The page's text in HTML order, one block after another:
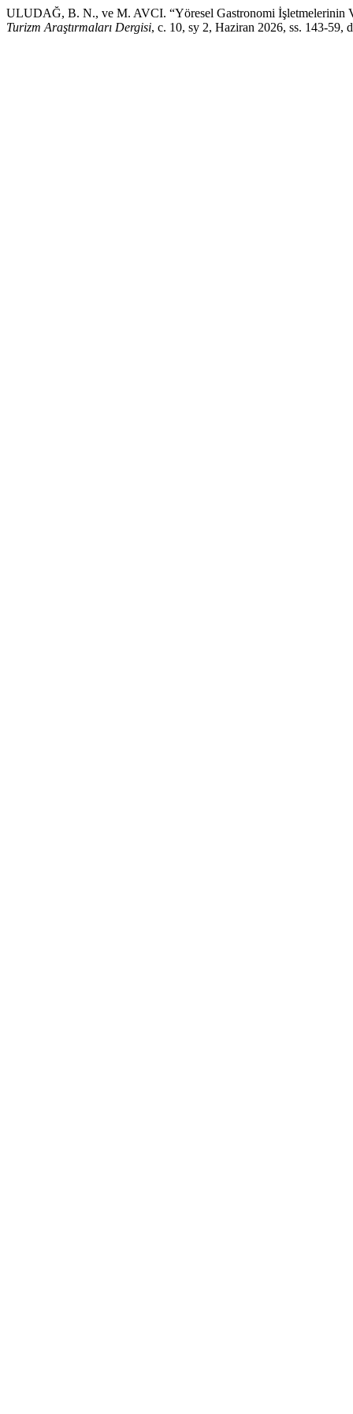
ULUDAĞ, B. N., ve M. AVCI. “Yöresel Gastronomi İşletmelerinin
Turizm Araştırmaları Dergisi, c. 10, sy 2, Haziran 2026, ss. 143-59,